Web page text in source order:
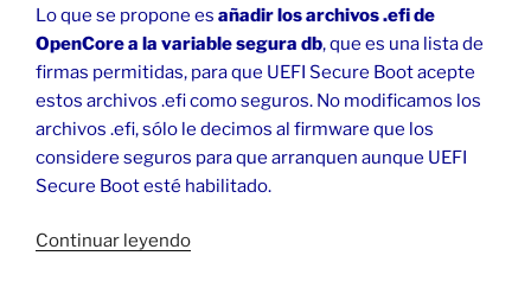
Lo que se propone es añadir los archivos .efi de
OpenCore a la variable segura db, que es una lista de
firmas permitidas, para que UEFI Secure Boot acepte
estos archivos .efi como seguros. No modificamos los
archivos .efi, sólo le decimos al firmware que los
considere seguros para que arranquen aunque UEFI
Secure Boot esté habilitado.
Continuar leyendo«UEFI